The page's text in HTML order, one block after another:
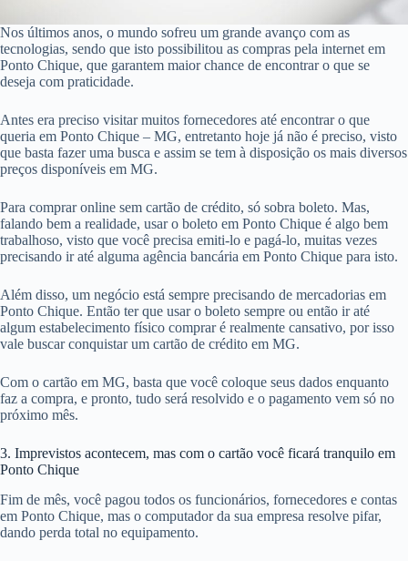
Nos últimos anos, o mundo sofreu um grande avanço com as
tecnologias, sendo que isto possibilitou as compras pela internet em
Ponto Chique, que garantem maior chance de encontrar o que se
deseja com praticidade.
Antes era preciso visitar muitos fornecedores até encontrar o que
queria em Ponto Chique – MG, entretanto hoje já não é preciso, visto
que basta fazer uma busca e assim se tem à disposição os mais diversos
preços disponíveis em MG.
Para comprar online sem cartão de crédito, só sobra boleto. Mas,
falando bem a realidade, usar o boleto em Ponto Chique é algo bem
trabalhoso, visto que você precisa emiti-lo e pagá-lo, muitas vezes
precisando ir até alguma agência bancária em Ponto Chique para isto.
Além disso, um negócio está sempre precisando de mercadorias em
Ponto Chique. Então ter que usar o boleto sempre ou então ir até
algum estabelecimento físico comprar é realmente cansativo, por isso
vale buscar conquistar um cartão de crédito em MG.
Com o cartão em MG, basta que você coloque seus dados enquanto
faz a compra, e pronto, tudo será resolvido e o pagamento vem só no
próximo mês.
3. Imprevistos acontecem, mas com o cartão você ficará tranquilo em
Ponto Chique
Fim de mês, você pagou todos os funcionários, fornecedores e contas
em Ponto Chique, mas o computador da sua empresa resolve pifar,
dando perda total no equipamento.